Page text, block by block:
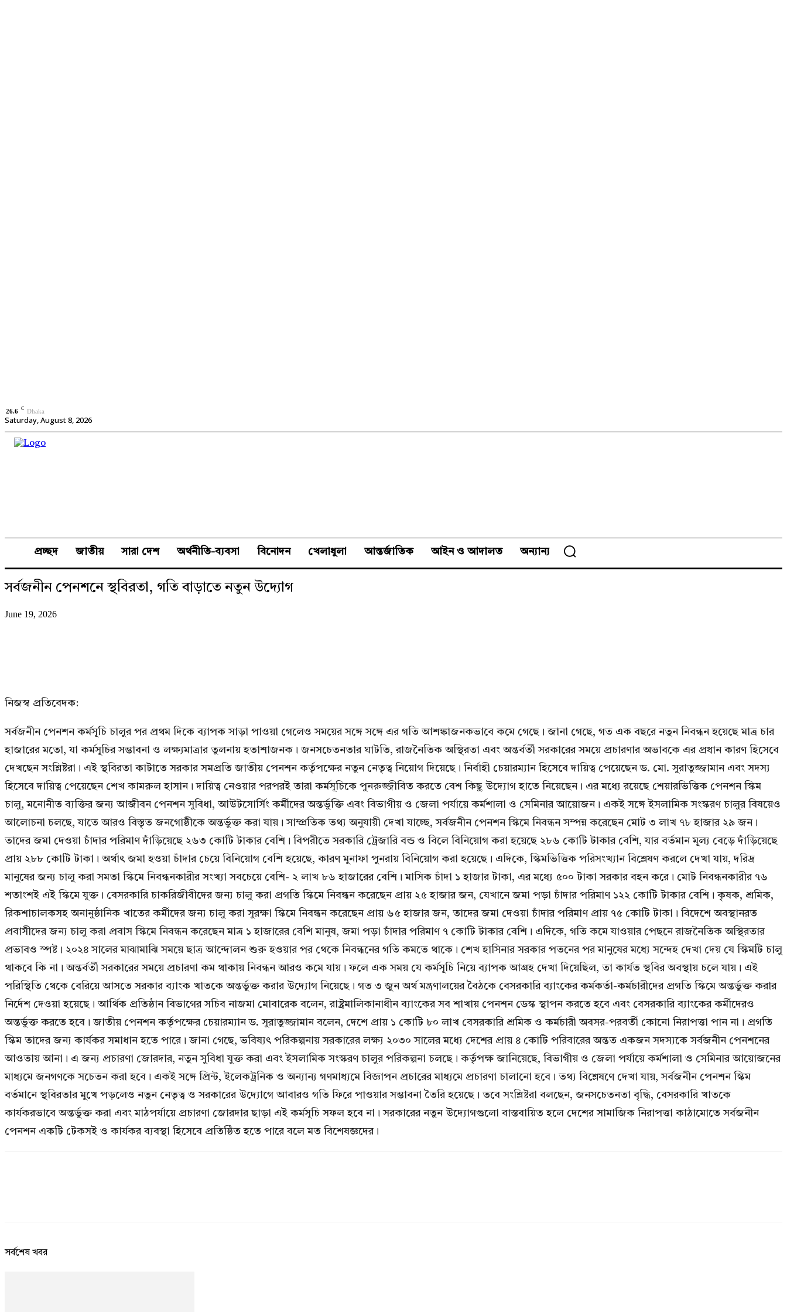
26.6 C Dhaka
Saturday, August 8, 2026
প্রচ্ছদ জাতীয় সারা দেশ অর্থনীতি-ব্যবসা বিনোদন খেলাধুলা আন্তর্জাতিক আইন ও আদালত অন্যান্য
সর্বজনীন পেনশনে স্থবিরতা, গতি বাড়াতে নতুন উদ্যোগ
June 19, 2026
নিজস্ব প্রতিবেদক:
সর্বজনীন পেনশন কর্মসূচি চালুর পর প্রথম দিকে ব্যাপক সাড়া পাওয়া গেলেও সময়ের সঙ্গে সঙ্গে এর গতি আশঙ্কাজনকভাবে কমে গেছে। জানা গেছে, গত এক বছরে নতুন নিবন্ধন হয়েছে মাত্র চার
হাজারের মতো, যা কর্মসূচির সম্ভাবনা ও লক্ষ্যমাত্রার তুলনায় হতাশাজনক। জনসচেতনতার ঘাটতি, রাজনৈতিক অস্থিরতা এবং অন্তর্বর্তী সরকারের সময়ে প্রচারণার অভাবকে এর প্রধান কারণ হিসেবে
দেখছেন সংশ্লিষ্টরা। এই স্থবিরতা কাটাতে সরকার সমপ্রতি জাতীয় পেনশন কর্তৃপক্ষের নতুন নেতৃত্ব নিয়োগ দিয়েছে। নির্বাহী চেয়ারম্যান হিসেবে দায়িত্ব পেয়েছেন ড. মো. সুরাতুজ্জামান এবং সদস্য
হিসেবে দায়িত্ব পেয়েছেন শেখ কামরুল হাসান। দায়িত্ব নেওয়ার পরপরই তারা কর্মসূচিকে পুনরুজ্জীবিত করতে বেশ কিছু উদ্যোগ হাতে নিয়েছেন। এর মধ্যে রয়েছে শেয়ারভিত্তিক পেনশন স্কিম
চালু, মনোনীত ব্যক্তির জন্য আজীবন পেনশন সুবিধা, আউটসোর্সিং কর্মীদের অন্তর্ভুক্তি এবং বিভাগীয় ও জেলা পর্যায়ে কর্মশালা ও সেমিনার আয়োজন। একই সঙ্গে ইসলামিক সংস্করণ চালুর বিষয়েও
আলোচনা চলছে, যাতে আরও বিস্তৃত জনগোষ্ঠীকে অন্তর্ভুক্ত করা যায়। সাম্প্রতিক তথ্য অনুযায়ী দেখা যাচ্ছে, সর্বজনীন পেনশন স্কিমে নিবন্ধন সম্পন্ন করেছেন মোট ৩ লাখ ৭৮ হাজার ২৯ জন।
তাদের জমা দেওয়া চাঁদার পরিমাণ দাঁড়িয়েছে ২৬৩ কোটি টাকার বেশি। বিপরীতে সরকারি ট্রেজারি বন্ড ও বিলে বিনিয়োগ করা হয়েছে ২৮৬ কোটি টাকার বেশি, যার বর্তমান মূল্য বেড়ে দাঁড়িয়েছে
প্রায় ২৮৮ কোটি টাকা। অর্থাৎ জমা হওয়া চাঁদার চেয়ে বিনিয়োগ বেশি হয়েছে, কারণ মুনাফা পুনরায় বিনিয়োগ করা হয়েছে। এদিকে, স্কিমভিত্তিক পরিসংখ্যান বিশ্লেষণ করলে দেখা যায়, দরিদ্র
মানুষের জন্য চালু করা সমতা স্কিমে নিবন্ধনকারীর সংখ্যা সবচেয়ে বেশি- ২ লাখ ৮৬ হাজারের বেশি। মাসিক চাঁদা ১ হাজার টাকা, এর মধ্যে ৫০০ টাকা সরকার বহন করে। মোট নিবন্ধনকারীর ৭৬
শতাংশই এই স্কিমে যুক্ত। বেসরকারি চাকরিজীবীদের জন্য চালু করা প্রগতি স্কিমে নিবন্ধন করেছেন প্রায় ২৫ হাজার জন, যেখানে জমা পড়া চাঁদার পরিমাণ ১২২ কোটি টাকার বেশি। কৃষক, শ্রমিক,
রিকশাচালকসহ অনানুষ্ঠানিক খাতের কর্মীদের জন্য চালু করা সুরক্ষা স্কিমে নিবন্ধন করেছেন প্রায় ৬৫ হাজার জন, তাদের জমা দেওয়া চাঁদার পরিমাণ প্রায় ৭৫ কোটি টাকা। বিদেশে অবস্থানরত
প্রবাসীদের জন্য চালু করা প্রবাস স্কিমে নিবন্ধন করেছেন মাত্র ১ হাজারের বেশি মানুষ, জমা পড়া চাঁদার পরিমাণ ৭ কোটি টাকার বেশি। এদিকে, গতি কমে যাওয়ার পেছনে রাজনৈতিক অস্থিরতার
প্রভাবও স্পষ্ট। ২০২৪ সালের মাঝামাঝি সময়ে ছাত্র আন্দোলন শুরু হওয়ার পর থেকে নিবন্ধনের গতি কমতে থাকে। শেখ হাসিনার সরকার পতনের পর মানুষের মধ্যে সন্দেহ দেখা দেয় যে স্কিমটি চালু
থাকবে কি না। অন্তর্বর্তী সরকারের সময়ে প্রচারণা কম থাকায় নিবন্ধন আরও কমে যায়। ফলে এক সময় যে কর্মসূচি নিয়ে ব্যাপক আগ্রহ দেখা দিয়েছিল, তা কার্যত স্থবির অবস্থায় চলে যায়। এই
পরিস্থিতি থেকে বেরিয়ে আসতে সরকার ব্যাংক খাতকে অন্তর্ভুক্ত করার উদ্যোগ নিয়েছে। গত ৩ জুন অর্থ মন্ত্রণালয়ের বৈঠকে বেসরকারি ব্যাংকের কর্মকর্তা-কর্মচারীদের প্রগতি স্কিমে অন্তর্ভুক্ত করার
নির্দেশ দেওয়া হয়েছে। আর্থিক প্রতিষ্ঠান বিভাগের সচিব নাজমা মোবারেক বলেন, রাষ্ট্রমালিকানাধীন ব্যাংকের সব শাখায় পেনশন ডেস্ক স্থাপন করতে হবে এবং বেসরকারি ব্যাংকের কর্মীদেরও
অন্তর্ভুক্ত করতে হবে। জাতীয় পেনশন কর্তৃপক্ষের চেয়ারম্যান ড. সুরাতুজ্জামান বলেন, দেশে প্রায় ১ কোটি ৮০ লাখ বেসরকারি শ্রমিক ও কর্মচারী অবসর-পরবর্তী কোনো নিরাপত্তা পান না। প্রগতি
স্কিম তাদের জন্য কার্যকর সমাধান হতে পারে। জানা গেছে, ভবিষ্যৎ পরিকল্পনায় সরকারের লক্ষ্য ২০৩০ সালের মধ্যে দেশের প্রায় ৪ কোটি পরিবারের অন্তত একজন সদস্যকে সর্বজনীন পেনশনের
আওতায় আনা। এ জন্য প্রচারণা জোরদার, নতুন সুবিধা যুক্ত করা এবং ইসলামিক সংস্করণ চালুর পরিকল্পনা চলছে। কর্তৃপক্ষ জানিয়েছে, বিভাগীয় ও জেলা পর্যায়ে কর্মশালা ও সেমিনার আয়োজনের
মাধ্যমে জনগণকে সচেতন করা হবে। একই সঙ্গে প্রিন্ট, ইলেকট্রনিক ও অন্যান্য গণমাধ্যমে বিজ্ঞাপন প্রচারের মাধ্যমে প্রচারণা চালানো হবে। তথ্য বিশ্লেষণে দেখা যায়, সর্বজনীন পেনশন স্কিম
বর্তমানে স্থবিরতার মুখে পড়লেও নতুন নেতৃত্ব ও সরকারের উদ্যোগে আবারও গতি ফিরে পাওয়ার সম্ভাবনা তৈরি হয়েছে। তবে সংশ্লিষ্টরা বলছেন, জনসচেতনতা বৃদ্ধি, বেসরকারি খাতকে
কার্যকরভাবে অন্তর্ভুক্ত করা এবং মাঠপর্যায়ে প্রচারণা জোরদার ছাড়া এই কর্মসূচি সফল হবে না। সরকারের নতুন উদ্যোগগুলো বাস্তবায়িত হলে দেশের সামাজিক নিরাপত্তা কাঠামোতে সর্বজনীন
পেনশন একটি টেকসই ও কার্যকর ব্যবস্থা হিসেবে প্রতিষ্ঠিত হতে পারে বলে মত বিশেষজ্ঞদের।
সর্বশেষ খবর